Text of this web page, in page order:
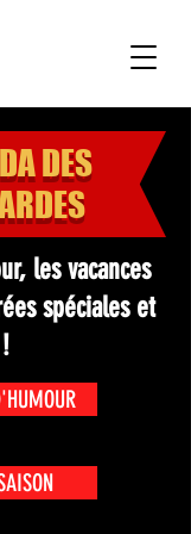
DES
les vacances
spéciales et